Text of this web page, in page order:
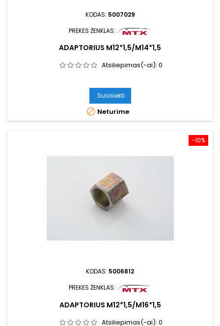
KODAS: 5007029
PREKĖS ŽENKLAS:
ADAPTORIUS M12*1,5/M14*1,5
Atsiliepimas(-ai): 0
Susisiekti
 Neturime
−10%
KODAS: 5006812
PREKĖS ŽENKLAS:
ADAPTORIUS M12*1,5/M16*1,5
Atsiliepimas(-ai): 0